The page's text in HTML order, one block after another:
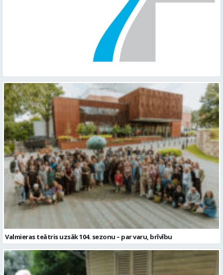
Valmieras teātris uzsāk 104. sezonu – par varu, brīvību